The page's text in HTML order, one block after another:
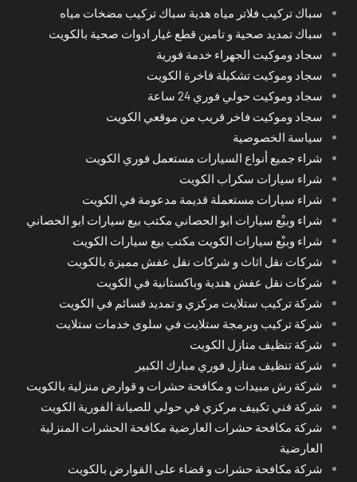
سباك تركيب فلاتر مياه هدية سباك تركيب مضخات مياه
سباك تمديد صحية و تامين قطع غيار ادوات صحية بالكويت
سجاد وموكيت الجهراء خدمة فورية
سجاد وموكيت تشكيلة فاخرة الكويت
سجاد وموكيت حولي فوري 24 ساعة
سجاد وموكيت فاخر قريب من موقعي الكويت
سياسة الخصوصية
شراء جميع أنواع السيارات مستعمل فوري الكويت
شراء سيارات سكراب الكويت
شراء سيارات مستعملة قديمة مدعومة في الكويت
شراء وبيْع سيارات ابو الحصاني مكتب بيع سيارات ابو الحصاني
شراء وبيْع سيارات الكويت مكتب بيع سيارات الكويت
شركات نقل اثاث و شركات نقل عفش مميزة بالكويت
شركات نقل عفش هندية وباكستانية في الكويت
شركة تركيب ستلايت مركزي و تمديد قسائم في الكويت
شركة تركيب وبرمجة ستلايت في سلوى خدمات ستلايت
شركة تنظيف منازل الكويت
شركة تنظيف منازل فوري مبارك الكبير
شركة رش مبيدات و مكافحة حشرات و قوارض منزلية بالكويت
شركة فني تكييف مركزي في حولي للصيانة الفورية الكويت
شركة مكافحة حشرات العارضية مكافحة الحشرات المنزلية
العارضية
شركة مكافحة حشرات و قضاء على القوارض بالكويت